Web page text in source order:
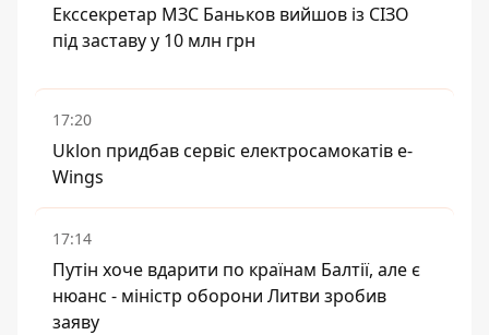
Екссекретар МЗС Баньков вийшов із СІЗО
під заставу у 10 млн грн
17:20
Uklon придбав сервіс електросамокатів e-
Wings
17:14
Путін хоче вдарити по країнам Балтії, але є
нюанс - міністр оборони Литви зробив
заяву